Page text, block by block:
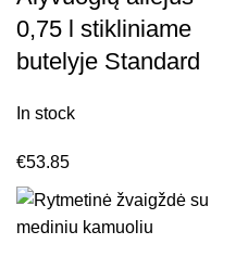
0,75 l stikliniame
butelyje Standard
In stock
€53.85